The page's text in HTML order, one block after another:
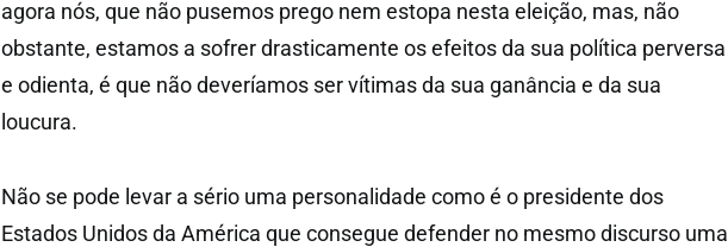
agora nós, que não pusemos prego nem estopa nesta eleição, mas, não
obstante, estamos a sofrer drasticamente os efeitos da sua política perversa
e odienta, é que não deveríamos ser vítimas da sua ganância e da sua
loucura.
Não se pode levar a sério uma personalidade como é o presidente dos
Estados Unidos da América que consegue defender no mesmo discurso uma